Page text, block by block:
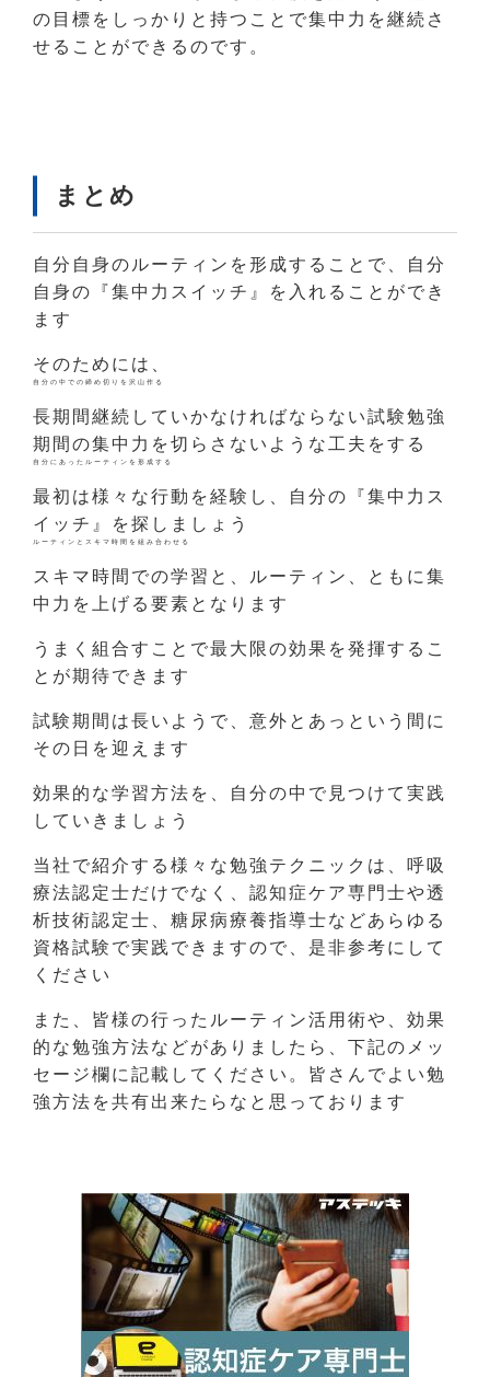
の目標をしっかりと持つことで集中力を継続さ
せることができるのです。
まとめ
自分自身のルーティンを形成することで、自分
自身の『集中力スイッチ』を入れることができ
ます
そのためには、
自分の中での締め切りを沢山作る
長期間継続していかなければならない試験勉強
期間の集中力を切らさないような工夫をする
自分にあったルーティンを形成する
最初は様々な行動を経験し、自分の『集中力ス
イッチ』を探しましょう
ルーティンとスキマ時間を組み合わせる
スキマ時間での学習と、ルーティン、ともに集
中力を上げる要素となります
うまく組合すことで最大限の効果を発揮するこ
とが期待できます
試験期間は長いようで、意外とあっという間に
その日を迎えます
効果的な学習方法を、自分の中で見つけて実践
していきましょう
当社で紹介する様々な勉強テクニックは、呼吸
療法認定士だけでなく、認知症ケア専門士や透
析技術認定士、糖尿病療養指導士などあらゆる
資格試験で実践できますので、是非参考にして
ください
また、皆様の行ったルーティン活用術や、効果
的な勉強方法などがありましたら、下記のメッ
セージ欄に記載してください。皆さんでよい勉
強方法を共有出来たらなと思っております